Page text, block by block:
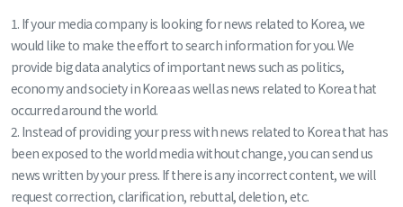
1. If your media company is looking for news related to Korea, we
would like to make the effort to search information for you. We
provide big data analytics of important news such as politics,
economy and society in Korea as well as news related to Korea that
occurred around the world.
2. Instead of providing your press with news related to Korea that has
been exposed to the world media without change, you can send us
news written by your press. If there is any incorrect content, we will
request correction, clarification, rebuttal, deletion, etc.